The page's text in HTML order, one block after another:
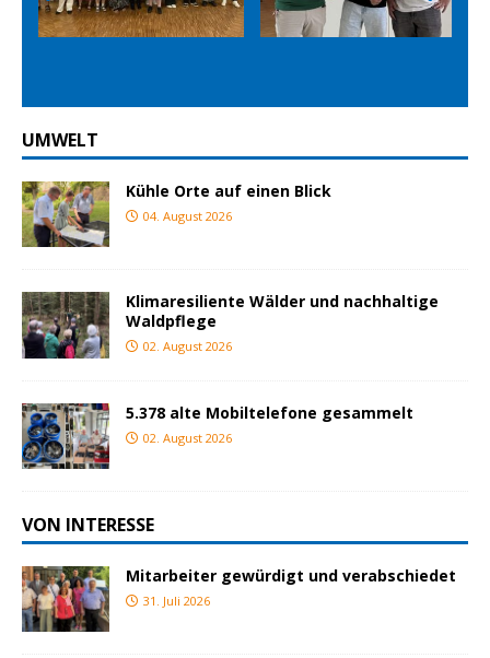
Prev
ious
Nex
t
UMWELT
Kühle Orte auf einen Blick
04. August 2026
Klimaresiliente Wälder und nachhaltige
Waldpflege
02. August 2026
5.378 alte Mobiltelefone gesammelt
02. August 2026
VON INTERESSE
Mitarbeiter gewürdigt und verabschiedet
31. Juli 2026